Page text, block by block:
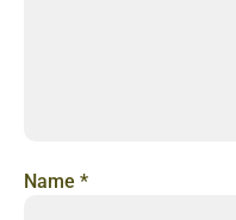
Name *